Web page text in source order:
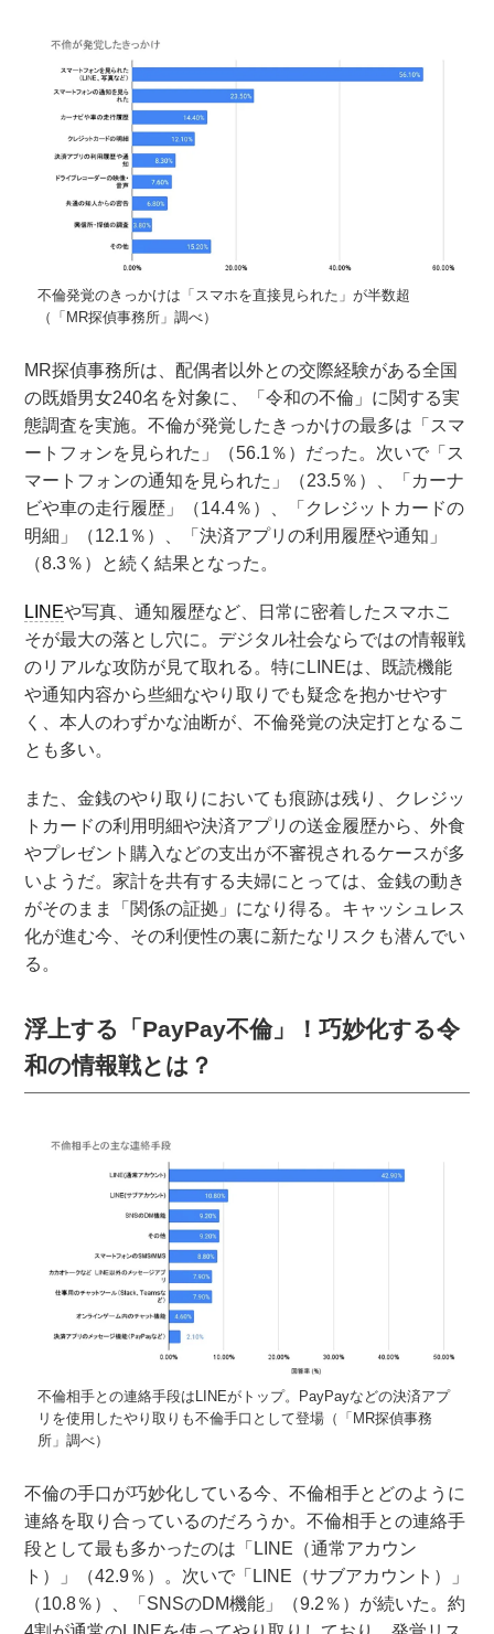
不倫発覚のきっかけは「スマホを直接見られた」が半数超
（「MR探偵事務所」調べ）
MR探偵事務所は、配偶者以外との交際経験がある全国
の既婚男女240名を対象に、「令和の不倫」に関する実
態調査を実施。不倫が発覚したきっかけの最多は「スマ
ートフォンを見られた」（56.1％）だった。次いで「ス
マートフォンの通知を見られた」（23.5％）、「カーナ
ビや車の走行履歴」（14.4％）、「クレジットカードの
明細」（12.1％）、「決済アプリの利用履歴や通知」
（8.3％）と続く結果となった。
LINEや写真、通知履歴など、日常に密着したスマホこ
そが最大の落とし穴に。デジタル社会ならではの情報戦
のリアルな攻防が見て取れる。特にLINEは、既読機能
や通知内容から些細なやり取りでも疑念を抱かせやす
く、本人のわずかな油断が、不倫発覚の決定打となるこ
とも多い。
また、金銭のやり取りにおいても痕跡は残り、クレジッ
トカードの利用明細や決済アプリの送金履歴から、外食
やプレゼント購入などの支出が不審視されるケースが多
いようだ。家計を共有する夫婦にとっては、金銭の動き
がそのまま「関係の証拠」になり得る。キャッシュレス
化が進む今、その利便性の裏に新たなリスクも潜んでい
る。
浮上する「PayPay不倫」！巧妙化する令
和の情報戦とは？
不倫相手との連絡手段はLINEがトップ。PayPayなどの決済アプ
リを使用したやり取りも不倫手口として登場（「MR探偵事務
所」調べ）
不倫の手口が巧妙化している今、不倫相手とどのように
連絡を取り合っているのだろうか。不倫相手との連絡手
段として最も多かったのは「LINE（通常アカウン
ト）」（42.9％）。次いで「LINE（サブアカウント）」
（10.8％）、「SNSのDM機能」（9.2％）が続いた。約